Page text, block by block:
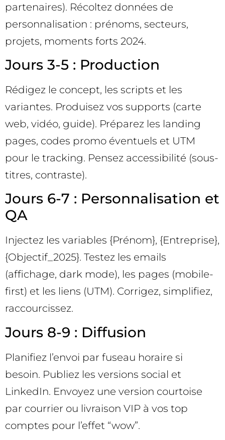
partenaires). Récoltez données de
personnalisation : prénoms, secteurs,
projets, moments forts 2024.
Jours 3-5 : Production
Rédigez le concept, les scripts et les
variantes. Produisez vos supports (carte
web, vidéo, guide). Préparez les landing
pages, codes promo éventuels et UTM
pour le tracking. Pensez accessibilité (sous-
titres, contraste).
Jours 6-7 : Personnalisation et
QA
Injectez les variables {Prénom}, {Entreprise},
{Objectif_2025}. Testez les emails
(affichage, dark mode), les pages (mobile-
first) et les liens (UTM). Corrigez, simplifiez,
raccourcissez.
Jours 8-9 : Diffusion
Planifiez l’envoi par fuseau horaire si
besoin. Publiez les versions social et
LinkedIn. Envoyez une version courtoise
par courrier ou livraison VIP à vos top
comptes pour l’effet “wow”.